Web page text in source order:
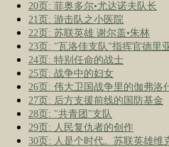
20页: 菲奥多尔•尤达诺夫队长
21页: 游击队之小医院
22页: 苏联英雄 谢尔盖•朱林
23页: "瓦洛佳支队"指挥官德里
24页: 特别任命的战士
25页: 战争中的妇女
26页: 伟大卫国战争里的伽弗洛
27页: 后方支援前线的国防基金
28页: "共青团"支队
29页: 人民复仇者的创作
30页: 人是个时代。苏联英雄维